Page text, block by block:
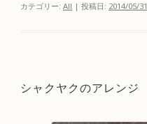
カテゴリー: All | 投稿日: 2014/05/31
シャクヤクのアレンジ